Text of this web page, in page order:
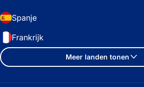
Spanje
Frankrijk
Meer landen tonen